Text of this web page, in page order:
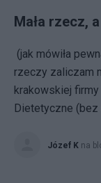
Mała rzecz,
(jak mówiła
rzeczy zaliczam
krakowskiej firmy
Dietetyczne (bez
Józef K na